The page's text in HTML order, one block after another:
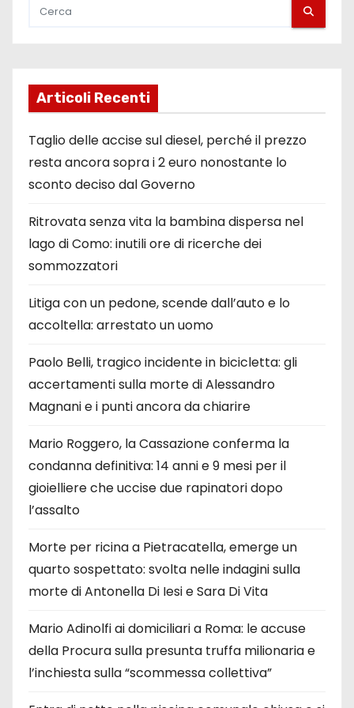
Articoli Recenti
Taglio delle accise sul diesel, perché il prezzo
resta ancora sopra i 2 euro nonostante lo
sconto deciso dal Governo
Ritrovata senza vita la bambina dispersa nel
lago di Como: inutili ore di ricerche dei
sommozzatori
Litiga con un pedone, scende dall’auto e lo
accoltella: arrestato un uomo
Paolo Belli, tragico incidente in bicicletta: gli
accertamenti sulla morte di Alessandro
Magnani e i punti ancora da chiarire
Mario Roggero, la Cassazione conferma la
condanna definitiva: 14 anni e 9 mesi per il
gioielliere che uccise due rapinatori dopo
l’assalto
Morte per ricina a Pietracatella, emerge un
quarto sospettato: svolta nelle indagini sulla
morte di Antonella Di Iesi e Sara Di Vita
Mario Adinolfi ai domiciliari a Roma: le accuse
della Procura sulla presunta truffa milionaria e
l’inchiesta sulla “scommessa collettiva”